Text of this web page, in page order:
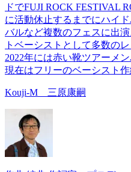
ドでFUJI ROCK FESTIVAL
に活動休止するまでにハイ
バルなど複数のフェスに出
トベーシストとして多数の
2022年には赤い靴ツアーメ
現在はフリーのベーシスト作
Kouji-M 三原康嗣